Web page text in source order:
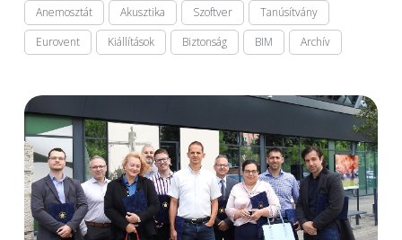
Anemosztát
Akusztika Szoftver
Tanúsítvány
Eurovent
Kiállítások Biztonság BIM Archív